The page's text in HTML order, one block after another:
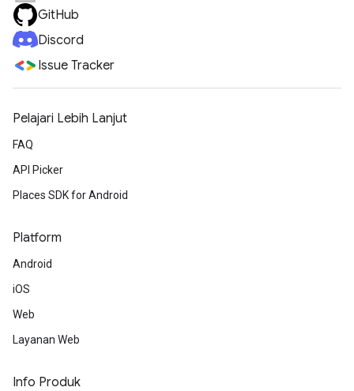
GitHub
Discord
Issue Tracker
Pelajari Lebih Lanjut
FAQ
API Picker
Places SDK for Android
Platform
Android
iOS
Web
Layanan Web
Info Produk